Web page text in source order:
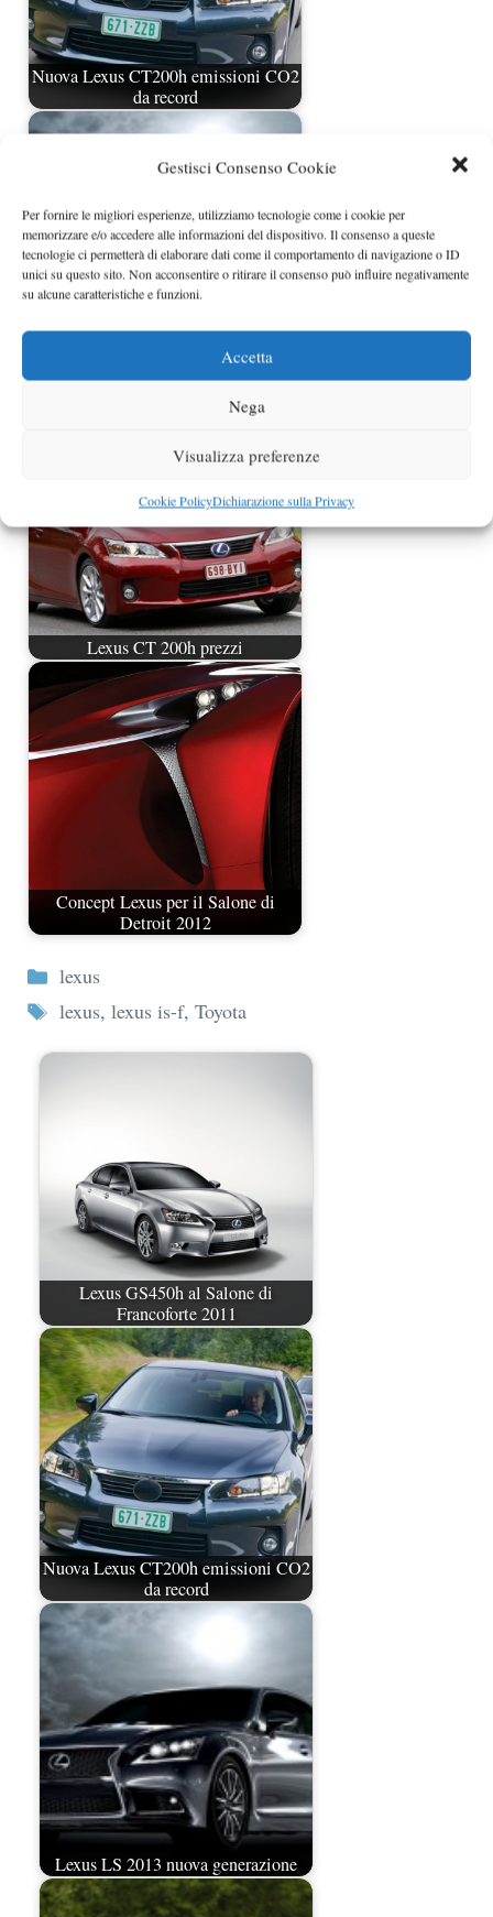
Gestisci Consenso Cookie
Per fornire le migliori esperienze, utilizziamo tecnologie come i cookie per
memorizzare e/o accedere alle informazioni del dispositivo. Il consenso a queste
tecnologie ci permetterà di elaborare dati come il comportamento di navigazione o ID
unici su questo sito. Non acconsentire o ritirare il consenso può influire negativamente
su alcune caratteristiche e funzioni.
Accetta
Nega
Visualizza preferenze
Cookie PolicyDichiarazione sulla Privacy
Nuova Lexus CT200h emissioni CO2
da record
Lexus CT 200h prezzi
Concept Lexus per il Salone di
Detroit 2012
Categorie
lexus
Tag
lexus, lexus is-f, Toyota
Lexus GS450h al Salone di
Francoforte 2011
Nuova Lexus CT200h emissioni CO2
da record
Lexus LS 2013 nuova generazione